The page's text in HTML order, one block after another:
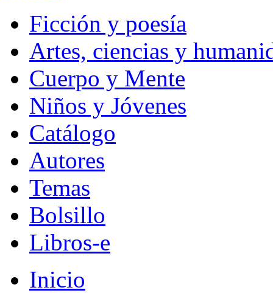
Ficción y poesía
Artes, ciencias y
Cuerpo y Mente
Niños y Jóvenes
Catálogo
Autores
Temas
Bolsillo
Libros-e
Inicio